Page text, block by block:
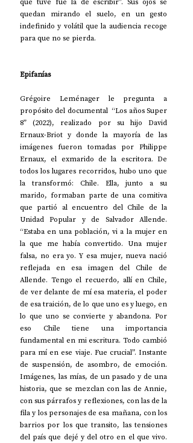
que tuve fue la de escribir”. Sus ojos se
quedan mirando el suelo, en un gesto
indefinido y volátil que la audiencia recoge
para que no se pierda.
Epifanías
Grégoire Leménager le pregunta a
propósito del documental  “Los años Super
8” (2022), realizado por su hijo David
Ernaux-Briot y donde la mayoría de las
imágenes fueron tomadas por Philippe
Ernaux, el exmarido de la escritora. De
todos los lugares recorridos, hubo uno que
la transformó: Chile. Ella, junto a su
marido, formaban parte de una comitiva
que partió al encuentro del Chile de la
Unidad Popular y de Salvador Allende.
“Estaba en una población, vi a la mujer en
la que me había convertido. Una mujer
falsa, no era yo. Y esa mujer, nueva nació
reflejada en esa imagen del Chile de
Allende. Tengo el recuerdo, allí en Chile,
de ver delante de mí esa materia, el poder
de esa traición, de lo que uno es y luego, en
lo que uno se convierte y abandona. Por
eso Chile tiene una importancia
fundamental en mi escritura. Todo cambió
para mí en ese viaje. Fue crucial”. Instante
de suspensión, de asombro, de emoción.
Imágenes, las mías, de un pasado y de una
historia, que se mezclan con las de Annie,
con sus párrafos y reflexiones, con las de la
fila y los personajes de esa mañana, con los
barrios por los que transito, las tensiones
del país que dejé y del otro en el que vivo.